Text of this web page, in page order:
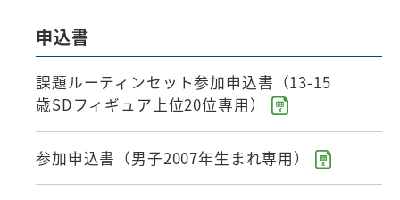
申込書
課題ルーティンセット参加申込書（13-15
歳SDフィギュア上位20位専用）
参加申込書（男子2007年生まれ専用）